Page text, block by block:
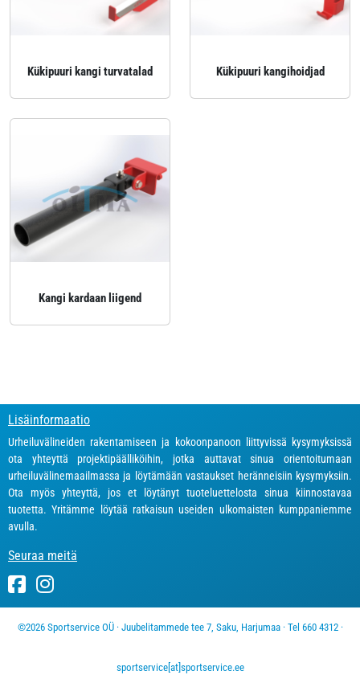
Kükipuuri kangi turvatalad Kükipuuri kangihoidjad
Kangi kardaan liigend
Lisäinformaatio
Urheiluvälineiden rakentamiseen ja kokoonpanoon liittyvissä kysymyksissä
ota yhteyttä projektipäälliköihin, jotka auttavat sinua orientoitumaan
urheiluvälinemaailmassa ja löytämään vastaukset heränneisiin kysymyksiin.
Ota myös yhteyttä, jos et löytänyt tuoteluettelosta sinua kiinnostavaa
tuotetta. Yritämme löytää ratkaisun useiden ulkomaisten kumppaniemme
avulla.
Seuraa meitä
©2026 Sportservice OÜ · Juubelitammede tee 7, Saku, Harjumaa · Tel 660 4312 ·
sportservice[at]sportservice.ee